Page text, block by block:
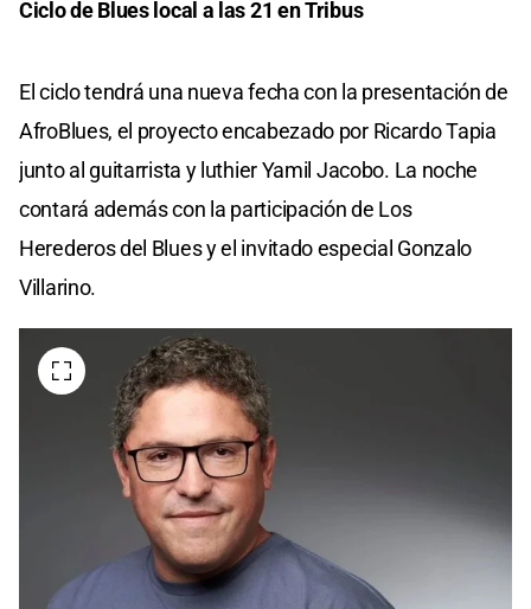
Ciclo de Blues local a las 21 en Tribus
El ciclo tendrá una nueva fecha con la presentación de
AfroBlues, el proyecto encabezado por Ricardo Tapia
junto al guitarrista y luthier Yamil Jacobo. La noche
contará además con la participación de Los
Herederos del Blues y el invitado especial Gonzalo
Villarino.